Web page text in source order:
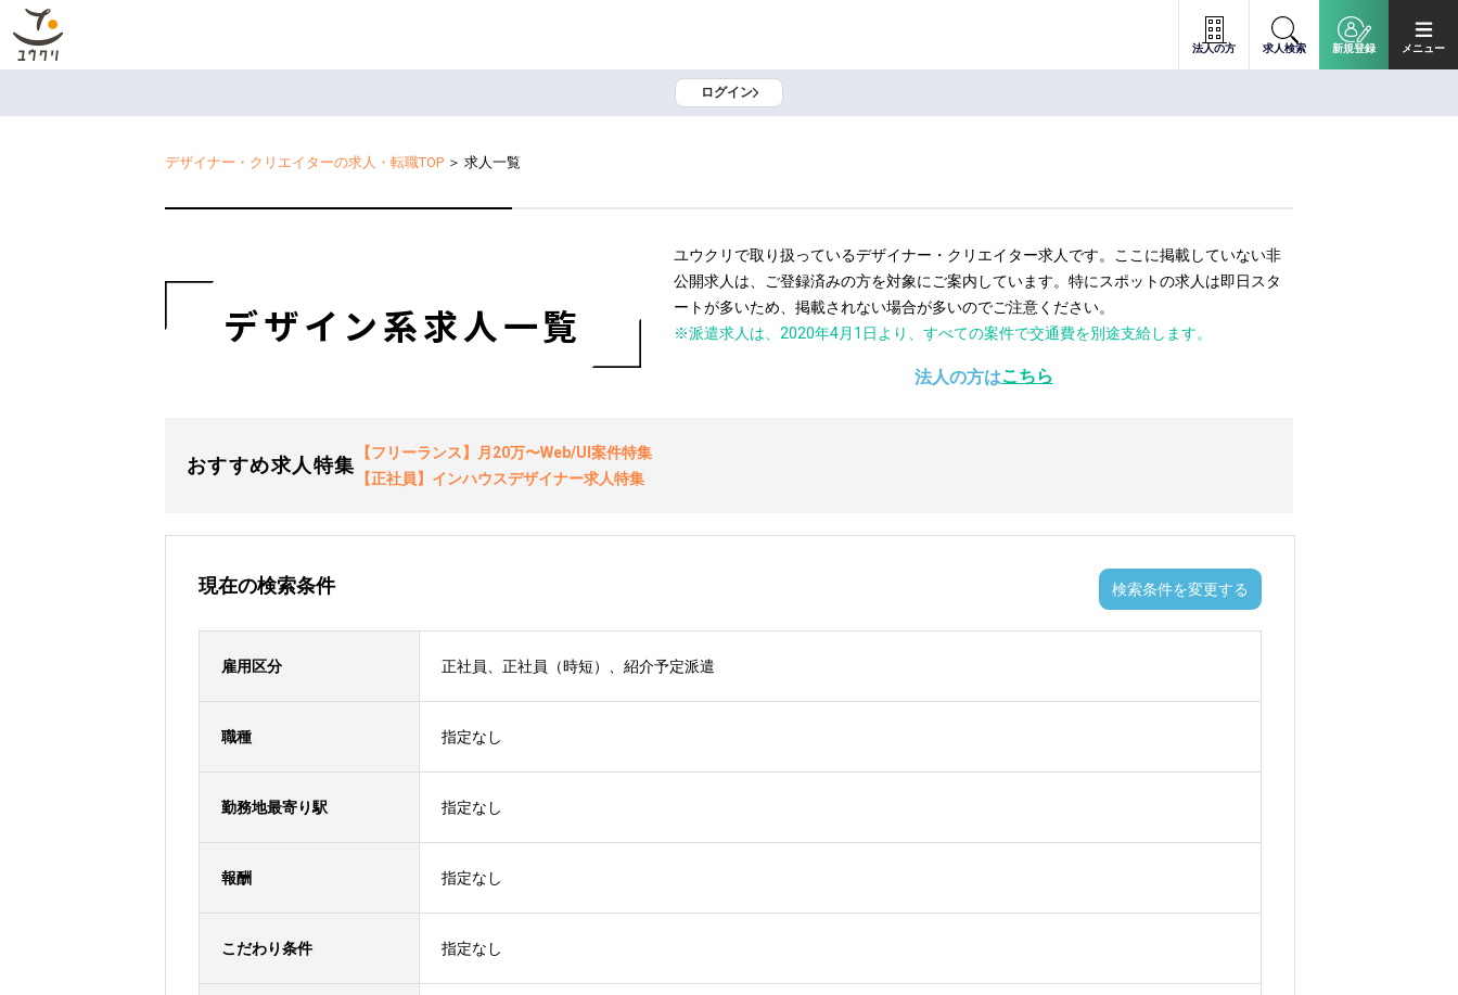
法人の方 求人検索 新規登録 メニュー
ログイン
デザイナー・クリエイターの求人・転職TOP ＞ 求人一覧
デザイン系求人一覧
ユウクリで取り扱っているデザイナー・クリエイター求人です。ここに掲載していない非
公開求人は、ご登録済みの方を対象にご案内しています。特にスポットの求人は即日スタ
ートが多いため、掲載されない場合が多いのでご注意ください。
※派遣求人は、2020年4月1日より、すべての案件で交通費を別途支給します。
法人の方はこちら
おすすめ求人特集
【フリーランス】月20万〜Web/UI案件特集
【正社員】インハウスデザイナー求人特集
現在の検索条件 検索条件を変更する
雇用区分 正社員、正社員（時短）、紹介予定派遣
職種 指定なし
勤務地最寄り駅 指定なし
報酬 指定なし
こだわり条件 指定なし